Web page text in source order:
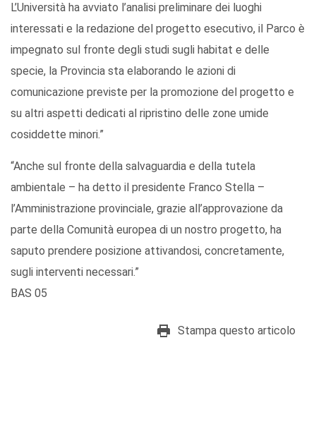
L’Università ha avviato l’analisi preliminare dei luoghi
interessati e la redazione del progetto esecutivo, il Parco è
impegnato sul fronte degli studi sugli habitat e delle
specie, la Provincia sta elaborando le azioni di
comunicazione previste per la promozione del progetto e
su altri aspetti dedicati al ripristino delle zone umide
cosiddette minori.”
“Anche sul fronte della salvaguardia e della tutela
ambientale – ha detto il presidente Franco Stella –
l’Amministrazione provinciale, grazie all’approvazione da
parte della Comunità europea di un nostro progetto, ha
saputo prendere posizione attivandosi, concretamente,
sugli interventi necessari.”
BAS 05
Stampa questo articolo